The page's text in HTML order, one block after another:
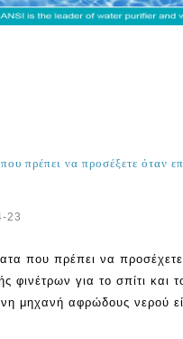
23
που πρέπει να προσέχετε
φινέτρων για το σπίτι και
μηχανή αφρώδους νερού